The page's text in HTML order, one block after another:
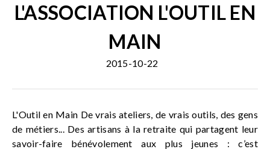
L'ASSOCIATION L'OUTIL EN
MAIN
2015-10-22
L'Outil en Main De vrais ateliers, de vrais outils, des gens
de métiers... Des artisans à la retraite qui partagent leur
savoir-faire bénévolement aux plus jeunes : c’est